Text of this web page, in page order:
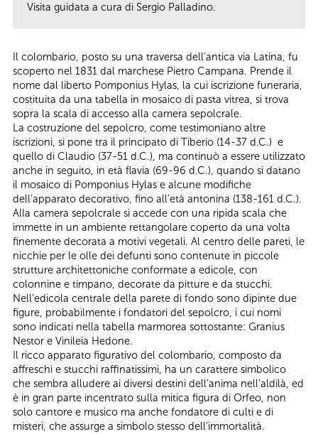
Visita guidata a cura di Sergio Palladino.
Il colombario, posto su una traversa dell’antica via Latina, fu
scoperto nel 1831 dal marchese Pietro Campana. Prende il
nome dal liberto Pomponius Hylas, la cui iscrizione funeraria,
costituita da una tabella in mosaico di pasta vitrea, si trova
sopra la scala di accesso alla camera sepolcrale.
La costruzione del sepolcro, come testimoniano altre
iscrizioni, si pone tra il principato di Tiberio (14-37 d.C.) e
quello di Claudio (37-51 d.C.), ma continuò a essere utilizzato
anche in seguito, in età flavia (69-96 d.C.), quando si datano
il mosaico di Pomponius Hylas e alcune modifiche
dell’apparato decorativo, fino all’età antonina (138-161 d.C.).
Alla camera sepolcrale si accede con una ripida scala che
immette in un ambiente rettangolare coperto da una volta
finemente decorata a motivi vegetali. Al centro delle pareti, le
nicchie per le olle dei defunti sono contenute in piccole
strutture architettoniche conformate a edicole, con
colonnine e timpano, decorate da pitture e da stucchi.
Nell’edicola centrale della parete di fondo sono dipinte due
figure, probabilmente i fondatori del sepolcro, i cui nomi
sono indicati nella tabella marmorea sottostante: Granius
Nestor e Vinileia Hedone.
Il ricco apparato figurativo del colombario, composto da
affreschi e stucchi raffinatissimi, ha un carattere simbolico
che sembra alludere ai diversi destini dell’anima nell’aldilà, ed
è in gran parte incentrato sulla mitica figura di Orfeo, non
solo cantore e musico ma anche fondatore di culti e di
misteri, che assurge a simbolo stesso dell’immortalità.